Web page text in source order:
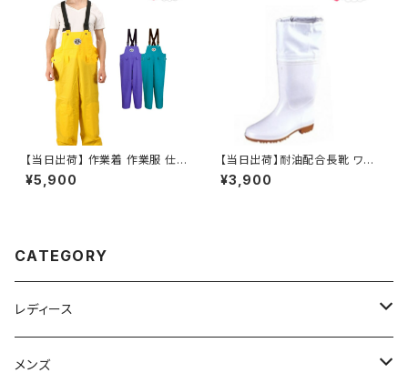
【当日出荷】 作業着 作業服 仕
事服 仕事着 カジメイク KAJIM
EIKU ワーキングパンツ 1030
¥5,900
【当日出荷】耐油配合長靴 ワー
クシューズ 弘進ゴム メンズ レデ
ィース ゾナG3 白 ホワイト カバ
¥3,900
CATEGORY
レディース
スニーカー
メンズ